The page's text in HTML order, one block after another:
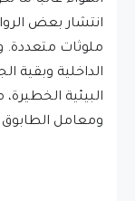
انتشار بعض
ملوثات متعددة.
الداخلية وبقية
البيئية
ومعامل الطابوق